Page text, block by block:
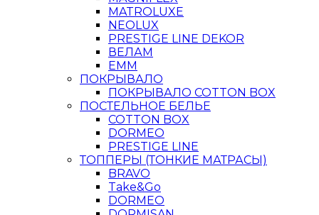
MATROLUXE
NEOLUX
PRESTIGE LINE DEKOR
ВЕЛАМ
ЕММ
ПОКРЫВАЛО
ПОКРЫВАЛО COTTON BOX
ПОСТЕЛЬНОЕ БЕЛЬЕ
COTTON BOX
DORMEO
PRESTIGE LINE
ТОППЕРЫ (ТОНКИЕ МАТРАСЫ)
BRAVO
Take&Go
DORMEO